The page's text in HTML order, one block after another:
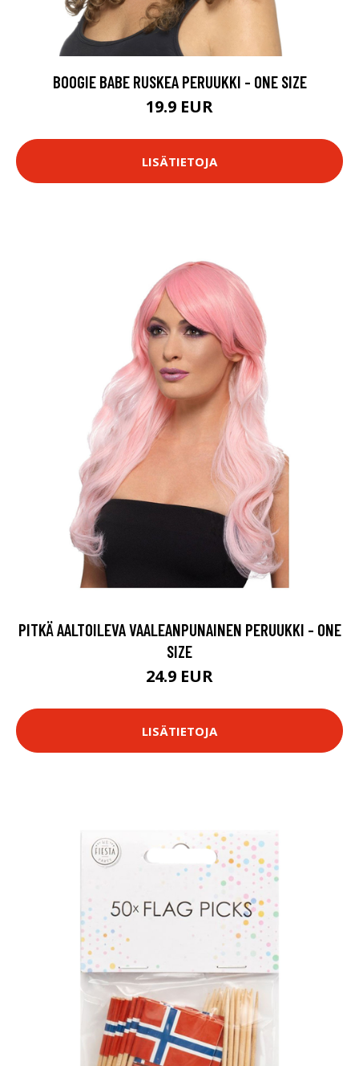
BOOGIE BABE RUSKEA PERUUKKI - ONE SIZE
19.9 EUR
LISÄTIETOJA
PITKÄ AALTOILEVA VAALEANPUNAINEN PERUUKKI - ONE
SIZE
24.9 EUR
LISÄTIETOJA